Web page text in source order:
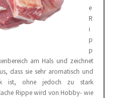
e
R
i
p
p
am Hals und zeichnet
dass sie sehr aromatisch und
ist, ohne jedoch zu stark
Rippe wird von Hobby- wie